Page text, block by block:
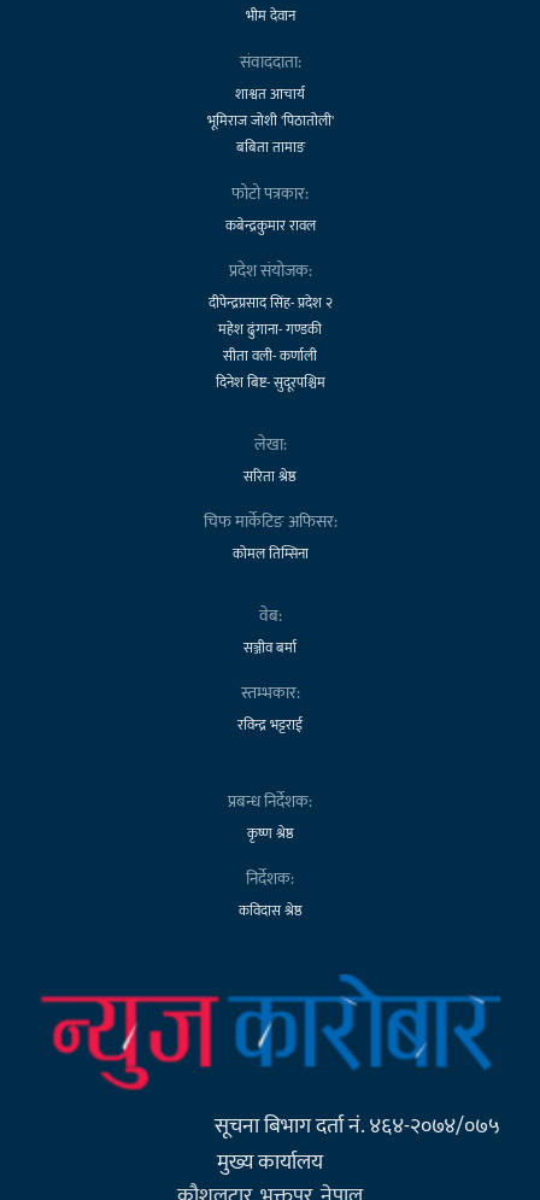
भीम देवान
संवाददाता:
शाश्वत आचार्य
भूमिराज जोशी 'पिठातोली'
बबिता तामाङ
फोटो पत्रकार:
कबेन्द्रकुमार रावल
प्रदेश संयोजक:
दीपेन्द्रप्रसाद सिंह- प्रदेश २
महेश ढुंगाना- गण्डकी
सीता वली- कर्णाली
दिनेश बिष्ट- सुदूरपश्चिम
लेखा:
सरिता श्रेष्ठ
चिफ मार्केटिङ अफिसर:
कोमल तिम्सिना
वेब:
सञ्जीव बर्मा
स्तम्भकार:
रविन्द्र भट्टराई
प्रबन्ध निर्देशक:
कृष्ण श्रेष्ठ
निर्देशक:
कविदास श्रेष्ठ
सूचना बिभाग दर्ता नं. ४६४-२०७४/०७५
मुख्य कार्यालय